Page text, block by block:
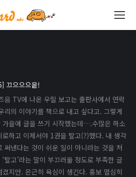
끄으으으읕!
음 TV에 나온 우릴 보고는 출판사에서 연락
리의 이야기를 책으로 내고 싶다고. 그렇게
가을에 글을 쓰기 시작했는데….수많은 하소
로하고 이제서야 1권을 탈고(?)했다. 내 생각
써낸다는 것이 쉬운 일이 아니라는 것을 처
탈고’라는 말이 부끄러울 정도로 부족한 글
지만. 은근히 욕심이 생긴다. 홍보 열심히